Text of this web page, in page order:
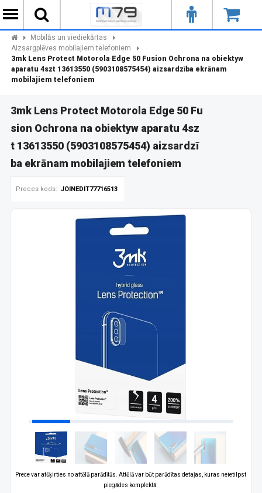
Mobilās un viediekārtas
Aizsargplēves mobilajiem telefoniem
3mk Lens Protect Motorola Edge 50 Fusion Ochrona na obiektyw
aparatu 4szt 13613550 (5903108575454) aizsardzība ekrānam
mobilajiem telefoniem
3mk Lens Protect Motorola Edge 50 Fu
sion Ochrona na obiektyw aparatu 4sz
t 13613550 (5903108575454) aizsardzī
ba ekrānam mobilajiem telefoniem
Preces kods: JOINEDIT77716513
Prece var atšķirties no attēlā parādītās. Attēlā var būt parādītas detaļas, kuras neietilpst
piegādes komplektā.